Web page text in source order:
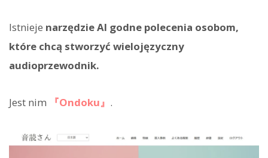
Istnieje narzędzie AI godne polecenia osobom,
które chcą stworzyć wielojęzyczny
audioprzewodnik.
Jest nim 『Ondoku』 .